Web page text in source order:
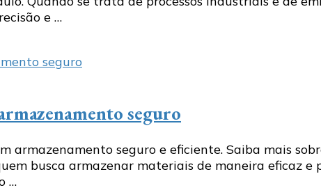
e …
seguro
armazenamento seguro e eficiente. Saiba mais
busca armazenar materiais de maneira eficaz e
…